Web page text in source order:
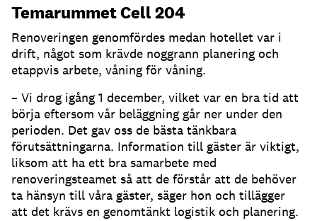
Temarummet Cell 204
Renoveringen genomfördes medan hotellet var i
drift, något som krävde noggrann planering och
etappvis arbete, våning för våning.
– Vi drog igång 1 december, vilket var en bra tid att
börja eftersom vår beläggning går ner under den
perioden. Det gav oss de bästa tänkbara
förutsättningarna. Information till gäster är viktigt,
liksom att ha ett bra samarbete med
renoveringsteamet så att de förstår att de behöver
ta hänsyn till våra gäster, säger hon och tillägger
att det krävs en genomtänkt logistik och planering.